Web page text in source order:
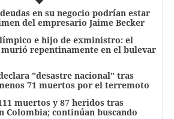
en su negocio podrían estar
del empresario Jaime Becker
e hijo de exministro: el
repentinamente en el bulevar
"desastre nacional" tras
71 muertos por el terremoto
muertos y 87 heridos tras
Colombia; continúan buscando